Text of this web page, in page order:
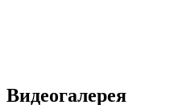
Видеогалерея